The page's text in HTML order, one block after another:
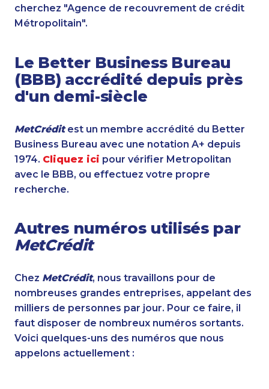
cherchez "Agence de recouvrement de crédit
Métropolitain".
Le Better Business Bureau
(BBB) accrédité depuis près
d'un demi-siècle
MetCréditest un membre accrédité du Better
Business Bureau avec une notation A+ depuis
1974. Cliquez ici pour vérifier Metropolitan
avec le BBB, ou effectuez votre propre
recherche.
Autres numéros utilisés par
MetCrédit
Chez MetCrédit, nous travaillons pour de
nombreuses grandes entreprises, appelant des
milliers de personnes par jour. Pour ce faire, il
faut disposer de nombreux numéros sortants.
Voici quelques-uns des numéros que nous
appelons actuellement :